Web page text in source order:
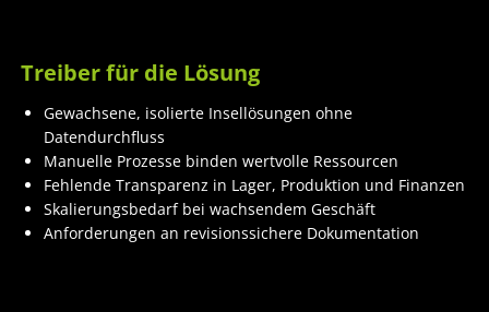
Treiber für die Lösung
Gewachsene, isolierte Insellösungen ohne
Datendurchfluss
Manuelle Prozesse binden wertvolle Ressourcen
Fehlende Transparenz in Lager, Produktion und Finanzen
Skalierungsbedarf bei wachsendem Geschäft
Anforderungen an revisionssichere Dokumentation